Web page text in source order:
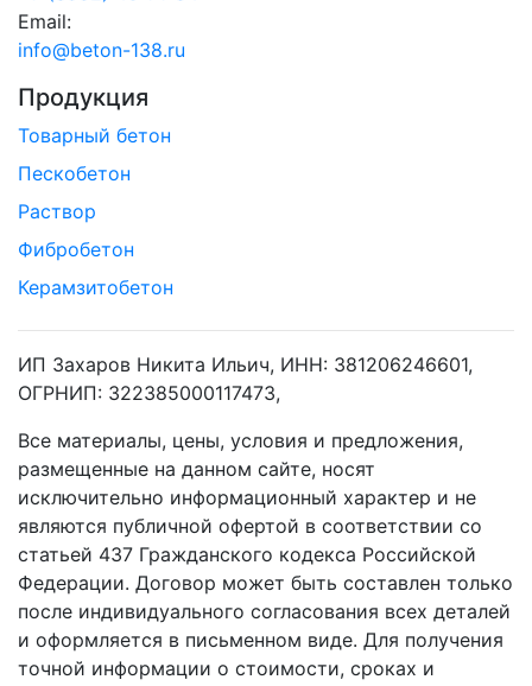
Email:
info@beton-138.ru
Продукция
Товарный бетон
Пескобетон
Раствор
Фибробетон
Керамзитобетон
ИП Захаров Никита Ильич, ИНН: 381206246601,
ОГРНИП: 322385000117473,
Все материалы, цены, условия и предложения,
размещенные на данном сайте, носят
исключительно информационный характер и не
являются публичной офертой в соответствии со
статьей 437 Гражданского кодекса Российской
Федерации. Договор может быть составлен только
после индивидуального согласования всех деталей
и оформляется в письменном виде. Для получения
точной информации о стоимости, сроках и